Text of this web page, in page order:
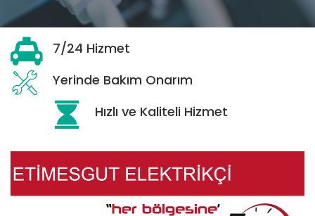
7/24 Hizmet
Yerinde Bakım Onarım
Hızlı ve Kaliteli Hizmet